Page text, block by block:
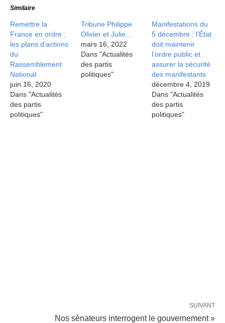
Similaire
Remettre la
France en ordre :
les plans d’actions
du
Rassemblement
National
juin 16, 2020
Dans "Actualités
des partis
politiques"
Tribune Philippe
Olivier et Julie…
mars 16, 2022
Dans "Actualités
des partis
politiques"
Manifestations du
5 décembre : l’État
doit maintenir
l’ordre public et
assurer la sécurité
des manifestants
décembre 4, 2019
Dans "Actualités
des partis
politiques"
SUIVANT
Nos sénateurs interrogent le gouvernement »